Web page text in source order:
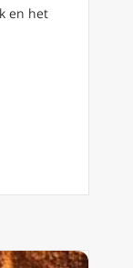
en het
aan de